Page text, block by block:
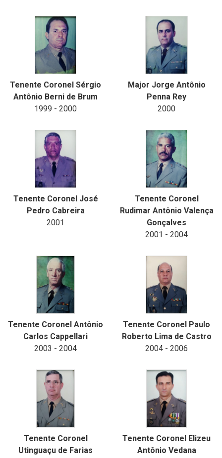
Tenente Coronel Sérgio
Antônio Berni de Brum
1999 - 2000
Major Jorge Antônio
Penna Rey
2000
Tenente Coronel José
Pedro Cabreira
2001
Tenente Coronel
Rudimar Antônio Valença
Gonçalves
2001 - 2004
Tenente Coronel Antônio
Carlos Cappellari
2003 - 2004
Tenente Coronel Paulo
Roberto Lima de Castro
2004 - 2006
Tenente Coronel
Utinguaçu de Farias
Tenente Coronel Elizeu
Antônio Vedana